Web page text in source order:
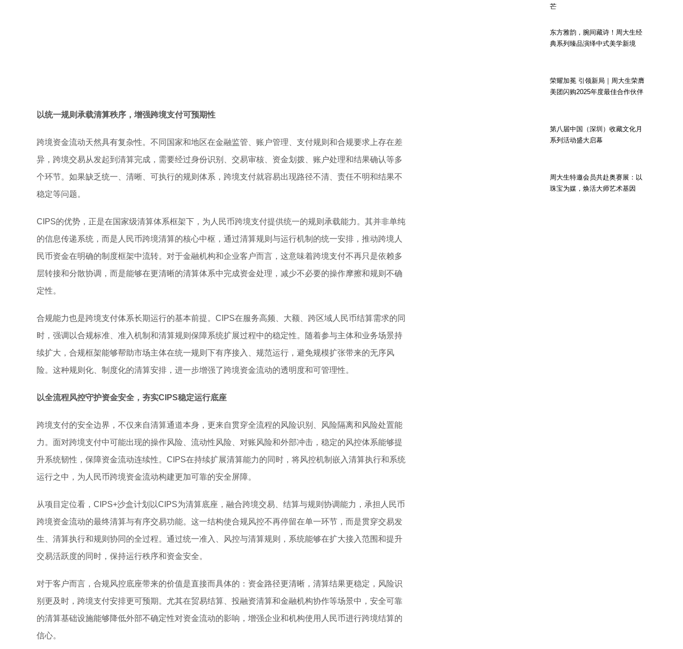
以统一规则承载清算秩序，增强跨境支付可预期性
跨境资金流动天然具有复杂性。不同国家和地区在金融监管、账户管理、支付规则和合规要求上存在差
异，跨境交易从发起到清算完成，需要经过身份识别、交易审核、资金划拨、账户处理和结果确认等多
个环节。如果缺乏统一、清晰、可执行的规则体系，跨境支付就容易出现路径不清、责任不明和结果不
稳定等问题。
CIPS的优势，正是在国家级清算体系框架下，为人民币跨境支付提供统一的规则承载能力。其并非单纯
的信息传递系统，而是人民币跨境清算的核心中枢，通过清算规则与运行机制的统一安排，推动跨境人
民币资金在明确的制度框架中流转。对于金融机构和企业客户而言，这意味着跨境支付不再只是依赖多
层转接和分散协调，而是能够在更清晰的清算体系中完成资金处理，减少不必要的操作摩擦和规则不确
定性。
合规能力也是跨境支付体系长期运行的基本前提。CIPS在服务高频、大额、跨区域人民币结算需求的同
时，强调以合规标准、准入机制和清算规则保障系统扩展过程中的稳定性。随着参与主体和业务场景持
续扩大，合规框架能够帮助市场主体在统一规则下有序接入、规范运行，避免规模扩张带来的无序风
险。这种规则化、制度化的清算安排，进一步增强了跨境资金流动的透明度和可管理性。
以全流程风控守护资金安全，夯实CIPS稳定运行底座
跨境支付的安全边界，不仅来自清算通道本身，更来自贯穿全流程的风险识别、风险隔离和风险处置能
力。面对跨境支付中可能出现的操作风险、流动性风险、对账风险和外部冲击，稳定的风控体系能够提
升系统韧性，保障资金流动连续性。CIPS在持续扩展清算能力的同时，将风控机制嵌入清算执行和系统
运行之中，为人民币跨境资金流动构建更加可靠的安全屏障。
从项目定位看，CIPS+沙盒计划以CIPS为清算底座，融合跨境交易、结算与规则协调能力，承担人民币
跨境资金流动的最终清算与有序交易功能。这一结构使合规风控不再停留在单一环节，而是贯穿交易发
生、清算执行和规则协同的全过程。通过统一准入、风控与清算规则，系统能够在扩大接入范围和提升
交易活跃度的同时，保持运行秩序和资金安全。
对于客户而言，合规风控底座带来的价值是直接而具体的：资金路径更清晰，清算结果更稳定，风险识
别更及时，跨境支付安排更可预期。尤其在贸易结算、投融资清算和金融机构协作等场景中，安全可靠
的清算基础设施能够降低外部不确定性对资金流动的影响，增强企业和机构使用人民币进行跨境结算的
信心。
芒
东方雅韵，腕间藏诗！周大生经
典系列臻品演绎中式美学新境
荣耀加冕 引领新局｜周大生荣膺
美团闪购2025年度最佳合作伙伴
第八届中国（深圳）收藏文化月
系列活动盛大启幕
周大生特邀会员共赴奥赛展：以
珠宝为媒，焕活大师艺术基因